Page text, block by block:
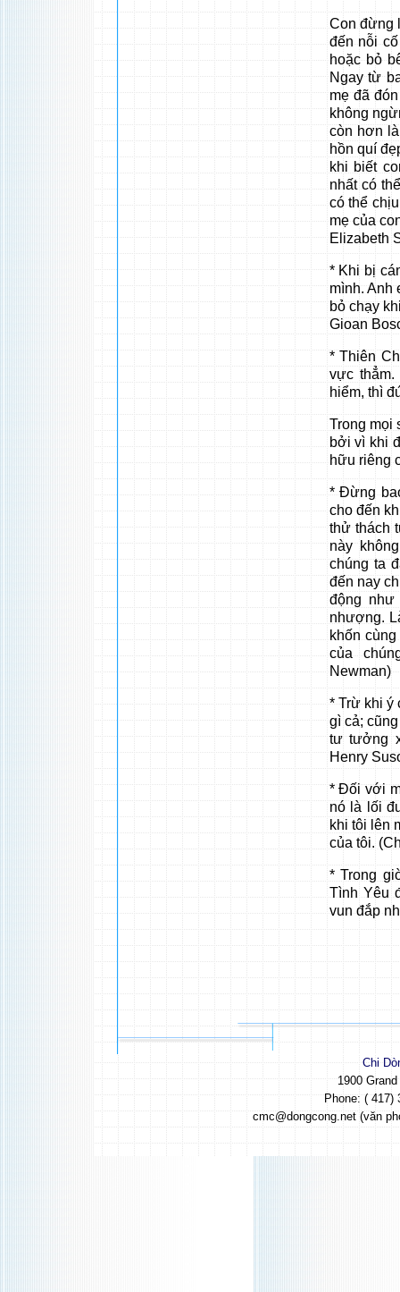
Con đừng
đến nỗi
hoặc bỏ
Ngay từ
mẹ đã
không
còn hơn
hồn quí
khi biết
nhất có
có thể
mẹ của
Elizabeth
* Khi bị
mình. Anh
bỏ chạy
Gioan
* Thiên
vực
hiểm, thì
Trong mọi
bởi vì khi
hữu riêng
* Đừng
cho đến
thử thách
này
chúng ta
đến nay
động
nhượng.
khốn
của
Newman)
* Trừ khi ý
gì cả;
tư tưởng
Henry
* Đối với
nó là lối
khi tôi lên
của tôi.
* Trong
Tình Yêu
vun đắp
Chi
1900
Phone: ( 417)
cmc@dongcong.net (văn